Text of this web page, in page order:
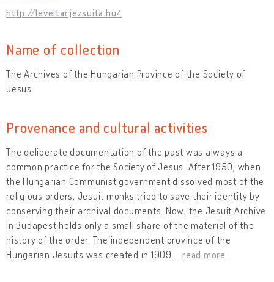
http://leveltar.jezsuita.hu/
Name of collection
The Archives of the Hungarian Province of the Society of
Jesus
Provenance and cultural activities
The deliberate documentation of the past was always a
common practice for the Society of Jesus. After 1950, when
the Hungarian Communist government dissolved most of the
religious orders, Jesuit monks tried to save their identity by
conserving their archival documents. Now, the Jesuit Archive
in Budapest holds only a small share of the material of the
history of the order. The independent province of the
Hungarian Jesuits was created in 1909.
read more